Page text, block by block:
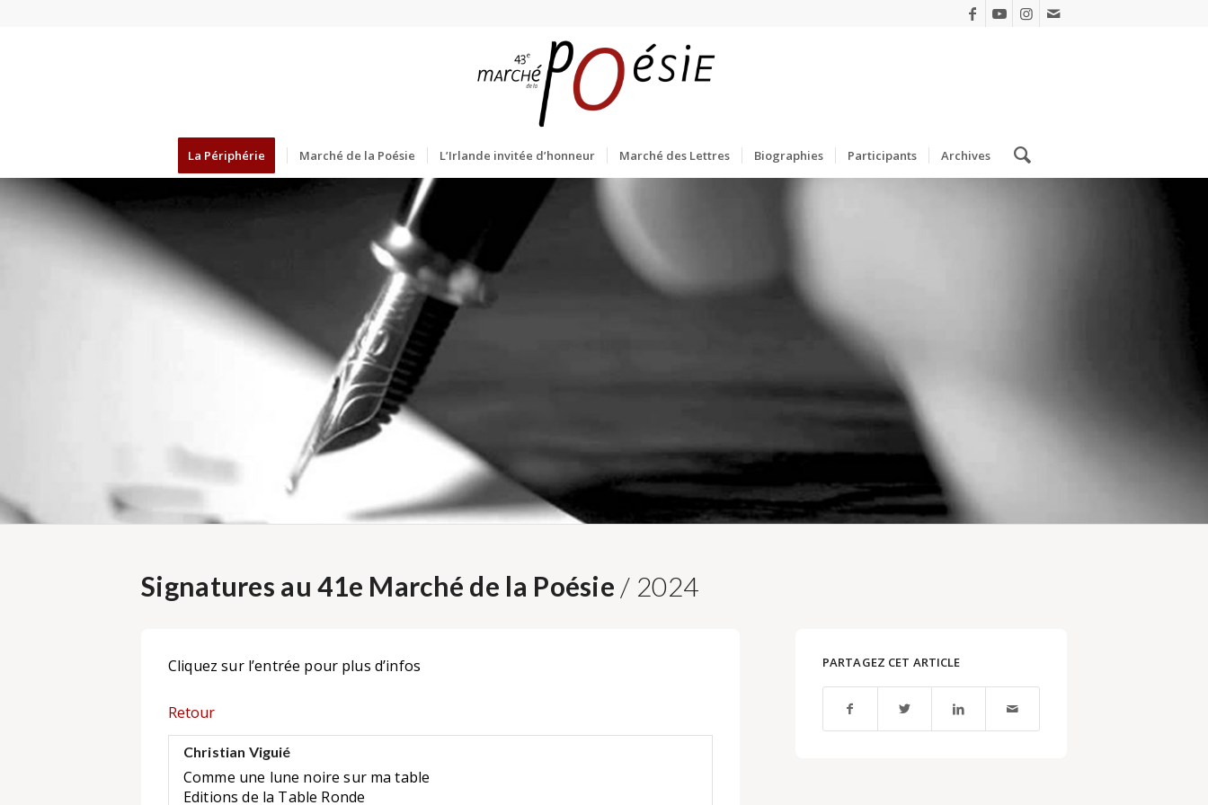
La Périphérie Marché de la Poésie L’Irlande invitée d’honneur Marché des Lettres Biographies Participants Archives
Signatures au 41e Marché de la Poésie / 2024
Cliquez sur l’entrée pour plus d’infos
Retour
Christian Viguié
Comme une lune noire sur ma table
Editions de la Table Ronde
PARTAGEZ CET ARTICLE